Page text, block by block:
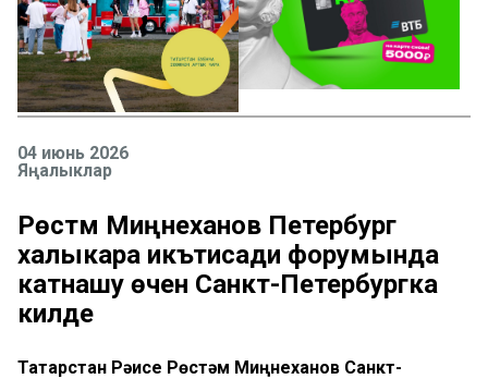
04 июнь 2026
Яңалыклар
Рөстәм Миңнеханов Петербург
халыкара икътисади форумында
катнашу өчен Санкт-Петербургка
килде
Татарстан Рәисе Рөстәм Миңнеханов Санкт-